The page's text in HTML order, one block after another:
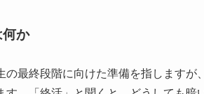
何か
の最終段階に向けた準備を指します